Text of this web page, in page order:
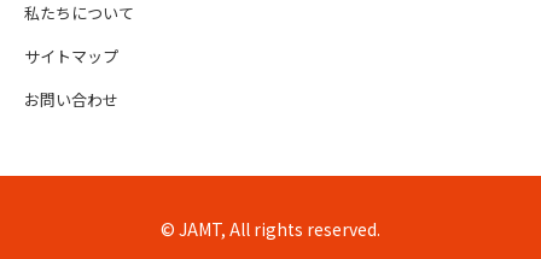
私たちについて
サイトマップ
お問い合わせ
© JAMT, All rights reserved.